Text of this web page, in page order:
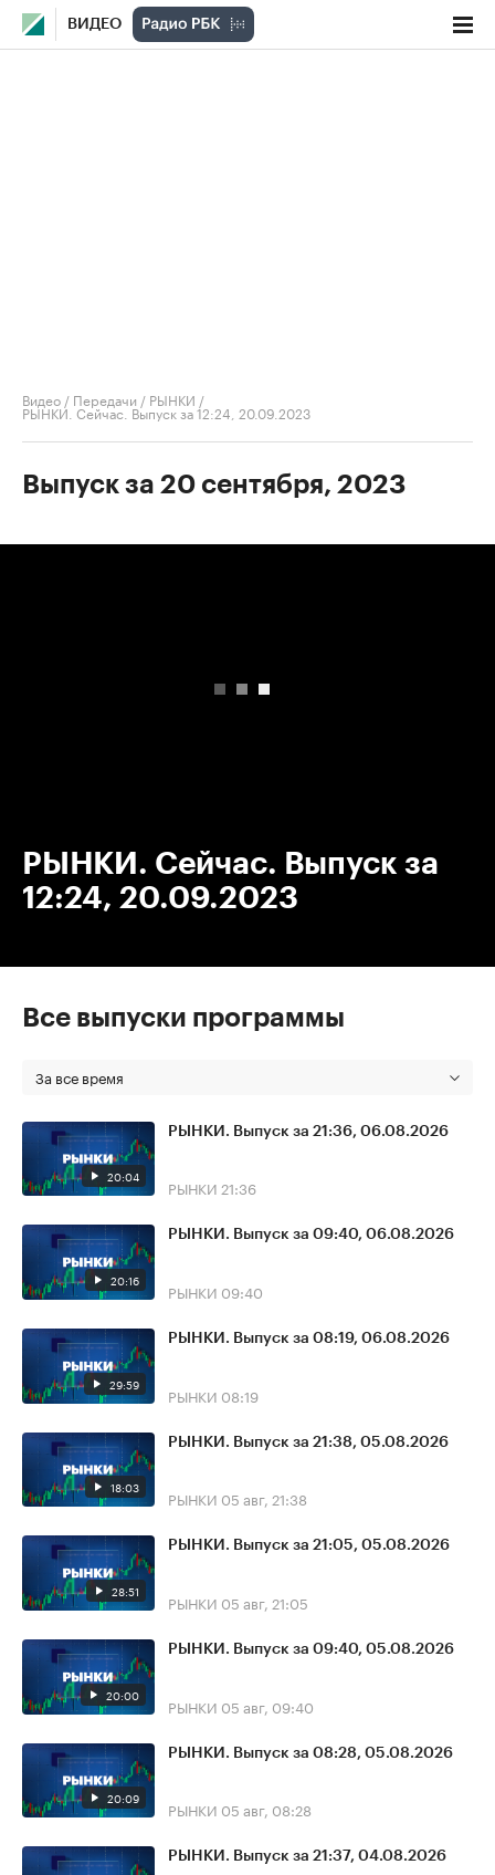
ВИДЕО
Видео / Передачи / РЫНКИ /
РЫНКИ. Сейчас. Выпуск за 12:24, 20.09.2023
Выпуск за 20 сентября, 2023
РЫНКИ. Сейчас. Выпуск за
12:24, 20.09.2023
Все выпуски программы
За все время
20:04
РЫНКИ. Выпуск за 21:36, 06.08.2026
РЫНКИ 21:36
20:16
РЫНКИ. Выпуск за 09:40, 06.08.2026
РЫНКИ 09:40
29:59
РЫНКИ. Выпуск за 08:19, 06.08.2026
РЫНКИ 08:19
18:03
РЫНКИ. Выпуск за 21:38, 05.08.2026
РЫНКИ 05 авг, 21:38
28:51
РЫНКИ. Выпуск за 21:05, 05.08.2026
РЫНКИ 05 авг, 21:05
20:00
РЫНКИ. Выпуск за 09:40, 05.08.2026
РЫНКИ 05 авг, 09:40
20:09
РЫНКИ. Выпуск за 08:28, 05.08.2026
РЫНКИ 05 авг, 08:28
РЫНКИ. Выпуск за 21:37, 04.08.2026